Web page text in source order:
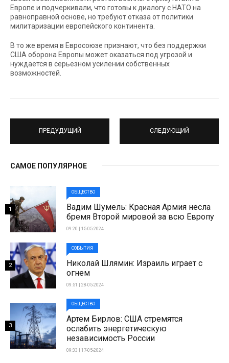
Европе и подчеркивали, что готовы к диалогу с НАТО на
равноправной основе, но требуют отказа от политики
милитаризации европейского континента.
В то же время в Евросоюзе признают, что без поддержки
США оборона Европы может оказаться под угрозой и
нуждается в серьезном усилении собственных
возможностей.
ПРЕДУДУЩИЙ СЛЕДУЮЩИЙ
САМОЕ ПОПУЛЯРНОЕ
ОБЩЕСТВО
Вадим Шумель: Красная Армия несла
бремя Второй мировой за всю Европу
09:20 | 15-05-2024
1
СОБЫТИЯ
Николай Шлямин: Израиль играет с
огнем
09:51 | 28-05-2024
2
ОБЩЕСТВО
Артем Бирлов: США стремятся
ослабить энергетическую
независимость России
09:33 | 17-05-2024
3